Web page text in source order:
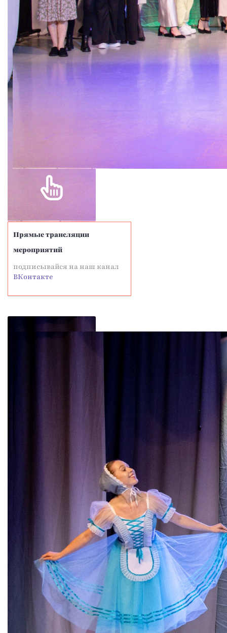
Прямые трансляции
мероприятий
подписывайся на наш канал
ВКонтакте